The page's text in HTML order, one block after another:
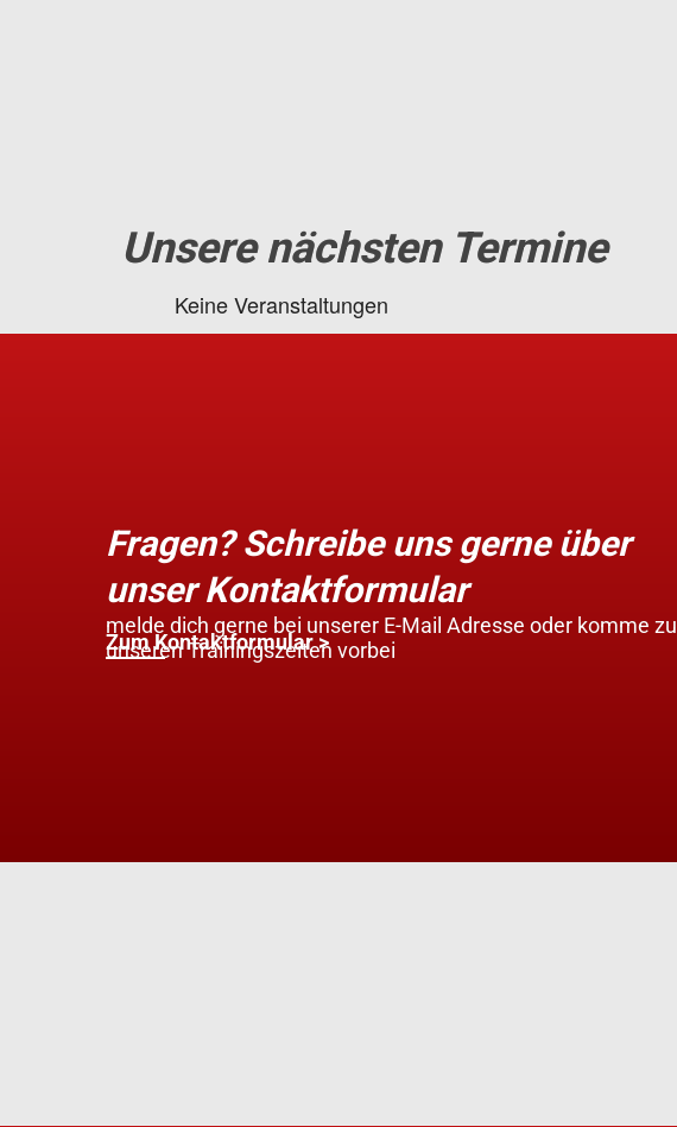
Unsere nächsten Termine
Keine Veranstaltungen
Fragen? Schreibe uns gerne über
unser Kontaktformular
melde dich gerne bei unserer E-Mail Adresse oder komme zu
unseren Trainingszeiten vorbei
Zum Kontaktformular >